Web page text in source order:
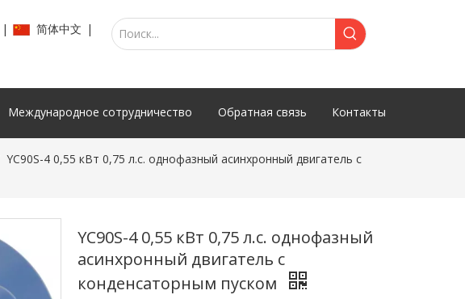
| 简体中文 |
Международное сотрудничество Обратная связь Контакты
YC90S-4 0,55 кВт 0,75 л.с. однофазный асинхронный двигатель с
YC90S-4 0,55 кВт 0,75 л.с. однофазный
асинхронный двигатель с
конденсаторным пуском